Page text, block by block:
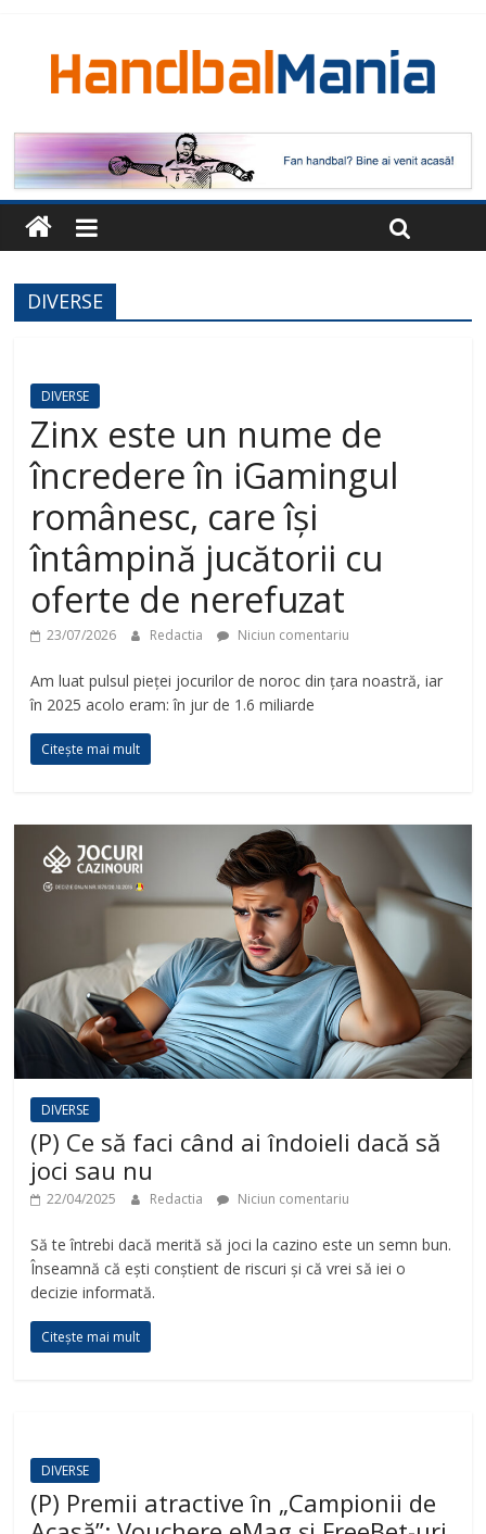
DIVERSE
DIVERSE
Zinx este un nume de
încredere în iGamingul
românesc, care își
întâmpină jucătorii cu
oferte de nerefuzat
23/07/2026 Redactia Niciun comentariu
Am luat pulsul pieței jocurilor de noroc din țara noastră, iar
în 2025 acolo eram: în jur de 1.6 miliarde
Citește mai mult
DIVERSE
(P) Ce să faci când ai îndoieli dacă să
joci sau nu
22/04/2025 Redactia Niciun comentariu
Să te întrebi dacă merită să joci la cazino este un semn bun.
Înseamnă că ești conștient de riscuri și că vrei să iei o
decizie informată.
Citește mai mult
DIVERSE
(P) Premii atractive în „Campionii de